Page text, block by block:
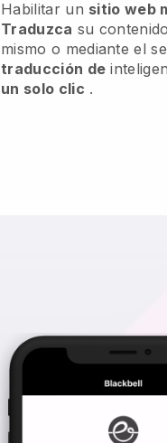
Habilitar un sitio web
Traduzca su
mismo o mediante el
traducción de
un solo clic .